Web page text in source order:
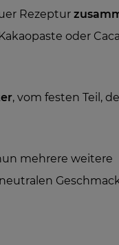
Rezeptur
oder
, vom festen Teil,
mehrere weitere